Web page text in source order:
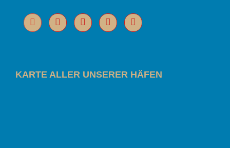
KARTE ALLER UNSERER HÄFEN